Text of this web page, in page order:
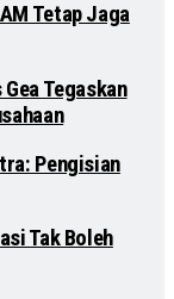
Tetap Jaga
Tegaskan
Pengisian
Tak Boleh